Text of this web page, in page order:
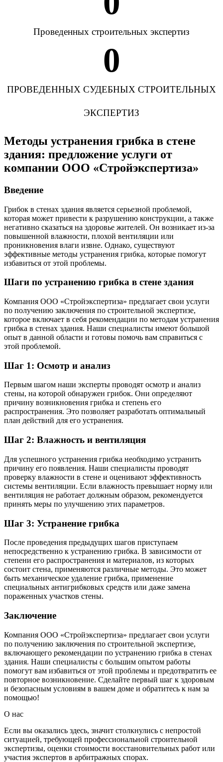
Проведенных строительных экспертиз
0
ПРОВЕДЕННЫХ СУДЕБНЫХ СТРОИТЕЛЬНЫХ
ЭКСПЕРТИЗ
Методы устранения грибка в стене
здания: предложение услуги от
компании ООО «Стройэкспертиза»
Введение
Грибок в стенах здания является серьезной проблемой,
которая может привести к разрушению конструкции, а также
негативно сказаться на здоровье жителей. Он возникает из-за
повышенной влажности, плохой вентиляции или
проникновения влаги извне. Однако, существуют
эффективные методы устранения грибка, которые помогут
избавиться от этой проблемы.
Шаги по устранению грибка в стене здания
Компания ООО «Стройэкспертиза» предлагает свои услуги
по получению заключения по строительной экспертизе,
которое включает в себя рекомендации по методам устранения
грибка в стенах здания. Наши специалисты имеют большой
опыт в данной области и готовы помочь вам справиться с
этой проблемой.
Шаг 1: Осмотр и анализ
Первым шагом наши эксперты проводят осмотр и анализ
стены, на которой обнаружен грибок. Они определяют
причину возникновения грибка и степень его
распространения. Это позволяет разработать оптимальный
план действий для его устранения.
Шаг 2: Влажность и вентиляция
Для успешного устранения грибка необходимо устранить
причину его появления. Наши специалисты проводят
проверку влажности в стене и оценивают эффективность
системы вентиляции. Если влажность превышает норму или
вентиляция не работает должным образом, рекомендуется
принять меры по улучшению этих параметров.
Шаг 3: Устранение грибка
После проведения предыдущих шагов приступаем
непосредственно к устранению грибка. В зависимости от
степени его распространения и материалов, из которых
состоит стена, применяются различные методы. Это может
быть механическое удаление грибка, применение
специальных антигрибковых средств или даже замена
пораженных участков стены.
Заключение
Компания ООО «Стройэкспертиза» предлагает свои услуги
по получению заключения по строительной экспертизе,
включающего рекомендации по устранению грибка в стенах
здания. Наши специалисты с большим опытом работы
помогут вам избавиться от этой проблемы и предотвратить ее
повторное возникновение. Сделайте первый шаг к здоровым
и безопасным условиям в вашем доме и обратитесь к нам за
помощью!
О нас
Если вы оказались здесь, значит столкнулись с непростой
ситуацией, требующей профессиональной строительной
экспертизы, оценки стоимости восстановительных работ или
участия экспертов в арбитражных спорах.